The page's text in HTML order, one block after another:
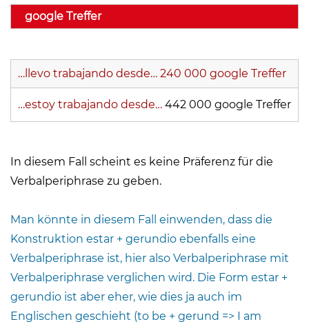
google Treffer
…llevo trabajando desde… 240 000 google Treffer
…estoy trabajando desde… 442 000 google Treffer
In diesem Fall scheint es keine Präferenz für die
Verbalperiphrase zu geben.
Man könnte in diesem Fall einwenden, dass die
Konstruktion estar + gerundio ebenfalls eine
Verbalperiphrase ist, hier also Verbalperiphrase mit
Verbalperiphrase verglichen wird. Die Form estar +
gerundio ist aber eher, wie dies ja auch im
Englischen geschieht (to be + gerund => I am